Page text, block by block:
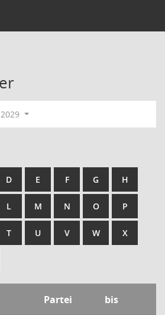
D E F G H
L M N O P
T U V W X
Partei bis